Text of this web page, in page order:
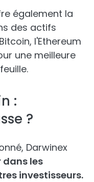
également la
des actifs
l'Ethereum
une meilleure
:
?
Darwinex
dans les
investisseurs.